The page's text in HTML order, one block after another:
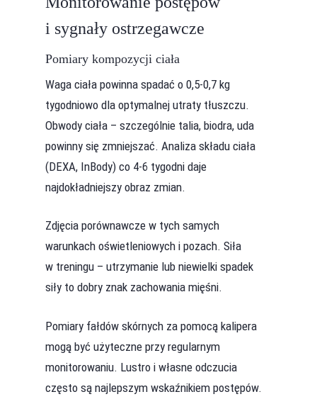
i sygnały ostrzegawcze
Pomiary kompozycji ciała
Waga ciała powinna spadać o 0,5-0,7 kg
tygodniowo dla optymalnej utraty tłuszczu.
Obwody ciała – szczególnie talia, biodra, uda
powinny się zmniejszać. Analiza składu ciała
(DEXA, InBody) co 4-6 tygodni daje
najdokładniejszy obraz zmian.
Zdjęcia porównawcze w tych samych
warunkach oświetleniowych i pozach. Siła
w treningu – utrzymanie lub niewielki spadek
siły to dobry znak zachowania mięśni.
Pomiary fałdów skórnych za pomocą kalipera
mogą być użyteczne przy regularnym
monitorowaniu. Lustro i własne odczucia
często są najlepszym wskaźnikiem postępów.